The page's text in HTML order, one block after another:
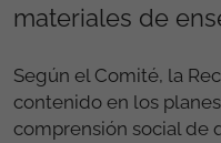
materiales de
Según el Comité, la
contenido en los
comprensión social de